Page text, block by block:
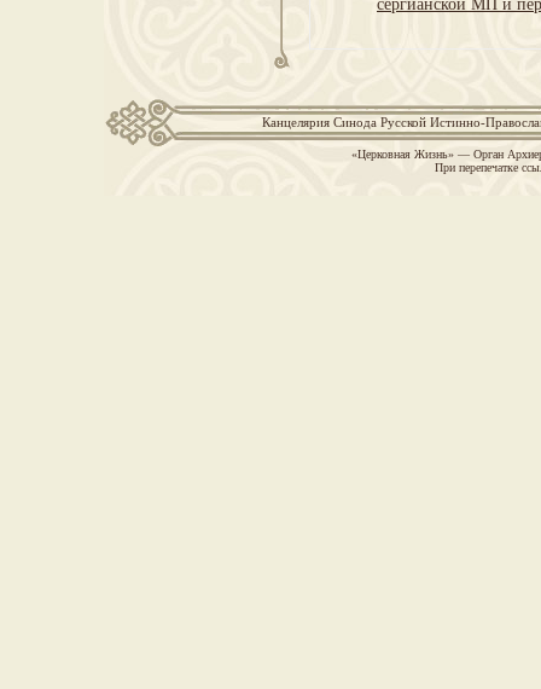
сергианской МП и
Канцелярия Синода Русской Истинно-
«Церковная Жизнь» — Орган
При перепечатке